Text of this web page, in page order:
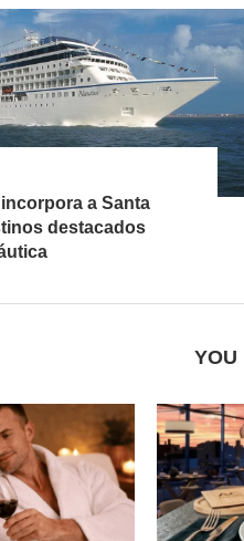
a Santa
destacados
YOU